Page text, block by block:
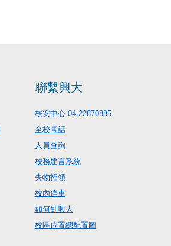
聯繫興大
校安中心 04-22870885
全校電話
人員查詢
校務建言系統
失物招領
校內停車
如何到興大
校區位置總配置圖